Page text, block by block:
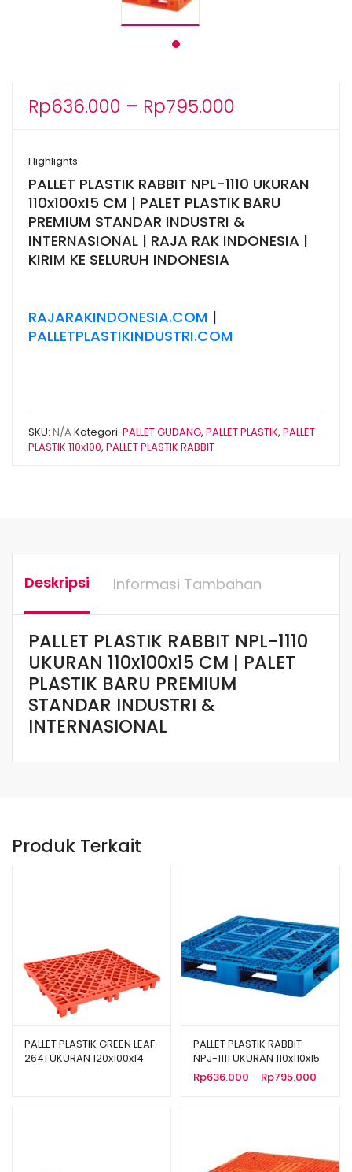
Rp636.000 – Rp795.000
Rp795.000
Highlights
PALLET PLASTIK RABBIT NPL-1110 UKURAN
110x100x15 CM | PALET PLASTIK BARU
PREMIUM STANDAR INDUSTRI &
INTERNASIONAL | RAJA RAK INDONESIA |
KIRIM KE SELURUH INDONESIA
RAJARAKINDONESIA.COM |
PALLETPLASTIKINDUSTRI.COM
SKU: N/A Kategori: PALLET GUDANG, PALLET PLASTIK, PALLET
PLASTIK 110x100, PALLET PLASTIK RABBIT
Deskripsi Informasi Tambahan
PALLET PLASTIK RABBIT NPL-1110
UKURAN 110x100x15 CM | PALET
PLASTIK BARU PREMIUM
STANDAR INDUSTRI &
INTERNASIONAL
Produk Terkait
PALLET PLASTIK GREEN LEAF
2641 UKURAN 120x100x14
PALLET PLASTIK RABBIT
NPJ-1111 UKURAN 110x110x15
CM
Rp636.000 – Rp795.000